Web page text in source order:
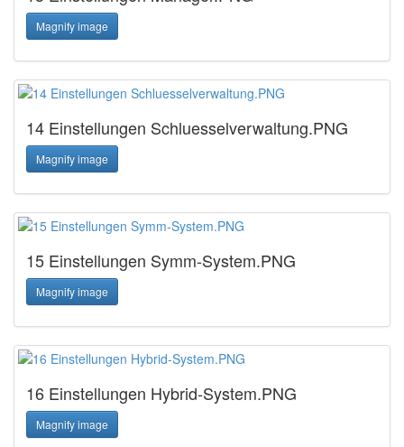
Magnify image
14 Einstellungen Schluesselverwaltung.PNG
Magnify image
15 Einstellungen Symm-System.PNG
Magnify image
16 Einstellungen Hybrid-System.PNG
Magnify image